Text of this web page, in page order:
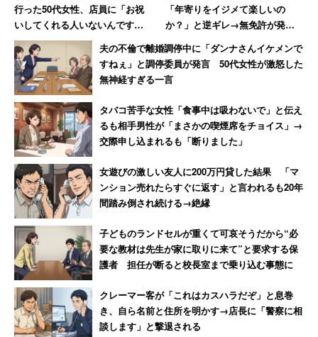
行った50代女性、店員に「お祝
いしてくれる人いないんです
か？」と言われて絶句
「年寄りをイジメて楽しいの
か？」と逆ギレ→無免許が発覚
し警察に連行された結果「慰謝
料払え」
夫の不倫で離婚調停中に「ダンナさんイケメンで
すねぇ」と調停委員が発言 50代女性が激怒した
無神経すぎる一言
タバコ苦手な女性「食事中は吸わないで」と伝え
るも相手男性が「まさかの喫煙席をチョイス」→
交際申し込まれるも「断りました」
女遊びの激しい友人に200万円貸した結果 「マ
ンション売れたらすぐに返す」と言われるも20年
間踏み倒され続ける→絶縁
子どものランドセルが重くて可哀そうだから“必
要な教材は先生が家に取りに来て”と要求する保
護者 担任が断ると校長室まで乗り込む事態に
クレーマー客が「これはカスハラだぞ」と息巻
き、自ら名前と住所を明かす→店長に「警察に相
談します」と撃退される